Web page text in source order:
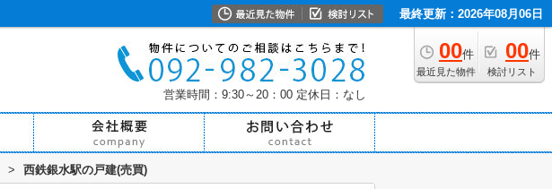
最終更新：2026年08月06日
00件
最近見た物件
00件
検討リスト
営業時間：9:30～20：00 定休日：なし
> 西鉄銀水駅の戸建(売買)